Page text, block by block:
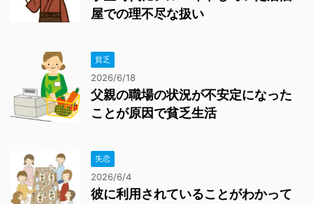
屋での理不尽な扱い
貧乏
2026/6/18
父親の職場の状況が不安定になった
ことが原因で貧乏生活
失恋
2026/6/4
彼に利用されていることがわかって